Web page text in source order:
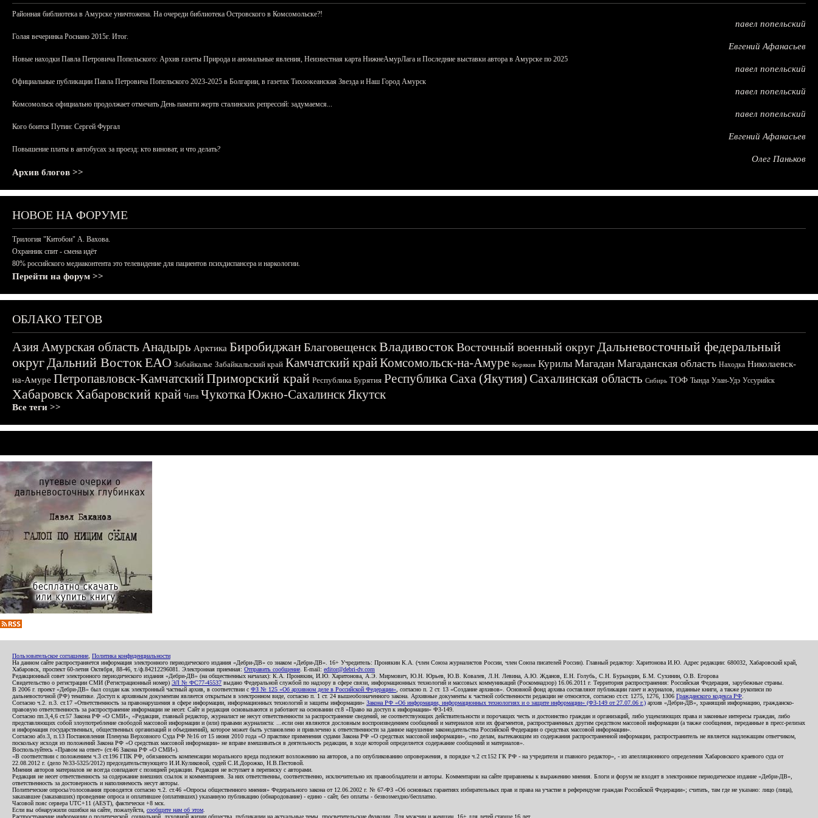
Районная библиотека в Амурске уничтожена. На очереди библиотека Островского в Комсомольске?!
павел попельский
Голая вечеринка Роснано 2015г. Итог.
Евгений Афанасьев
Новые находки Павла Петровича Попельского: Архив газеты Природа и аномальные явления, Неизвестная карта НижнеАмурЛага и Последние выставки автора в Амурске по 2025
павел попельский
Официальные публикации Павла Петровича Попельского 2023-2025 в Болгарии, в газетах Тихоокеанская Звезда и Наш Город Амурск
павел попельский
Комсомольск официально продолжает отмечать День памяти жертв сталинских репрессий: задумаемся...
павел попельский
Кого боится Путин: Сергей Фургал
Евгений Афанасьев
Повышение платы в автобусах за проезд: кто виноват, и что делать?
Олег Паньков
Архив блогов >>
НОВОЕ НА ФОРУМЕ
Трилогия "Китобои" А. Вахова.
Охранник спит - смена идёт
80% российского медиаконтента это телевидение для пациентов психдиспансера и наркологии.
Перейти на форум >>
ОБЛАКО ТЕГОВ
АзияАмурская область Анадырь Арктика БиробиджанБлаговещенскВладивостокВосточный военный округДальневосточный федеральный
округДальний ВостокЕАО Забайкалье Забайкальский край Камчатский крайКомсомольск-на-Амуре Корякия Курилы Магадан Магаданская область Находка Николаевск-
на-Амуре Петропавловск-КамчатскийПриморский край Республика Бурятия Республика Саха (Якутия) Сахалинская область Сибирь ТОФ Тында Улан-Удэ Уссурийск
ХабаровскХабаровский край Чита ЧукоткаЮжно-СахалинскЯкутск
Все теги >>
Пользовательское соглашение Политика конфиденциальности
На данном сайте распространяется информация электронного периодического издания «Дебри-ДВ» со знаком «Дебри-ДВ». 16+ Учредитель: Пронякин К.А. (член Союза журналистов России, член Союза писателей России). Главный редактор: Харитонова И.Ю. Адрес редакции: 680032, Хабаровский край,
Хабаровск, проспект 60-летия Октября, 88-46, т./ф.84212296081. Электронная приемная: Отправить сообщение . E-mail: editor@debri-dv.com
Редакционный совет электронного периодического издания «Дебри-ДВ» (на общественных началах): К.А. Пронякин, И.Ю. Харитонова, А.Э. Мирмович, Ю.Н. Юрьев, Ю.В. Ковалев, Л.Н. Левина, А.Ю. Жданов, Е.Н. Голубь, С.Н. Бурындин, Б.М. Сухинин, О.В. Егорова
Свидетельство о регистрации СМИ (Регистрационный номер) ЭЛ № ФС77-45537 выдано Федеральной службой по надзору в сфере связи, информационных технологий и массовых коммуникаций (Роскомнадзор) 16.06.2011 г. Территория распространения: Российская Федерация, зарубежные страны.
В 2006 г. проект «Дебри-ДВ» был создан как электронный частный архив, в соответствии с ФЗ № 125 «Об архивном деле в Российской Федерации» , согласно п. 2 ст. 13 «Создание архивов». Основной фонд архива составляют публикации газет и журналов, изданные книги, а также рукописи по
дальневосточной (РФ) тематике. Доступ к архивным документам является открытым в электронном виде, согласно п. 1 ст. 24 вышеобозначенного закона. Архивные документы к частной собственности редакции не относятся, согласно ст.ст. 1275, 1276, 1306 Гражданского кодекса РФ
Согласно ч.2. п.3. ст.17 «Ответственность за правонарушения в сфере информации, информационных технологий и защиты информации» Закона РФ «Об информации, информационных технологиях и о защите информации» (ФЗ-149 от 27.07.06 г.) архив «Дебри-ДВ», хранящий информацию, гражданско-
правовую ответственность за распространение информации не несет. Сайт и редакция основываются и работают на основании ст.8 «Право на доступ к информации» ФЗ-149.
Согласно пп.3,4,6 ст.57 Закона РФ «О СМИ», «Редакция, главный редактор, журналист не несут ответственности за распространение сведений, не соответствующих действительности и порочащих честь и достоинство граждан и организаций, либо ущемляющих права и законные интересы граждан, либо
представляющих собой злоупотребление свободой массовой информации и (или) правами журналиста: ...если они являются дословным воспроизведением сообщений и материалов или их фрагментов, распространенных другим средством массовой информации (а также сообщения, переданные в пресс-релизах
и информация государственных, общественных организаций и объединений), которое может быть установлено и привлечено к ответственности за данное нарушение законодательства Российской Федерации о средствах массовой информации».
Согласно абз.3, п.13 Постановления Пленума Верховного Суда РФ №16 от 15 июня 2010 года «О практике применения судами Закона РФ «О средствах массовой информации», «по делам, вытекающим из содержания распространенной информации, распространитель не является надлежащим ответчиком,
поскольку исходя из положений Закона РФ «О средствах массовой информации» не вправе вмешиваться в деятельность редакции, в ходе которой определяется содержание сообщений и материалов».
Воспользуйтесь «Правом на ответ» (ст.46 Закона РФ «О СМИ»).
«В соответствии с положением ч.3 ст.196 ГПК РФ, обязанность компенсации морального вреда подлежит возложению на авторов, а по опубликованию опровержения, в порядке ч.2 ст.152 ГК РФ - на учредителя и главного редактор», - из апелляционного определения Хабаровского краевого суда от
22.08.2012 г. (дело №33-5325/2012) председательствующего И.И.Куликовой, судей С.И.Дорожко, Н.В.Пестовой.
Мнения авторов материалов не всегда совпадают с позицией редакции. Редакция не вступает в переписку с авторами.
Редакция не несет ответственность за содержание внешних ссылок и комментариев. За них ответственны, соответственно, исключительно их правообладатели и авторы. Комментарии на сайте приравнены к выражению мнения. Блоги и форум не входят в электронное периодическое издание «Дебри-ДВ»,
ответственность за достоверность и наполняемость несут авторы.
Политические опросы/голосования проводятся согласно ч.2. ст.46 «Опросы общественного мнения» Федерального закона от 12.06.2002 г. № 67-ФЗ «Об основных гарантиях избирательных прав и права на участие в референдуме граждан Российской Федерации»; считать, там где не указано: лицо (лица),
заказавшее (заказавших) проведение опроса и оплатившее (оплативших) указанную публикацию (обнародование) - едино - сайт, без оплаты - безвозмездно/бесплатно.
Часовой пояс сервера UTC+11 (AEST), фактически +8 мск.
Если вы обнаружили ошибки на сайте, пожалуйста, сообщите нам об этом
Распространение информации о политической, социальной, духовной жизни общества, публикации на актуальные темы, просветительские функции. Для мужчин и женщин. 16+ для детей старше 16 лет.